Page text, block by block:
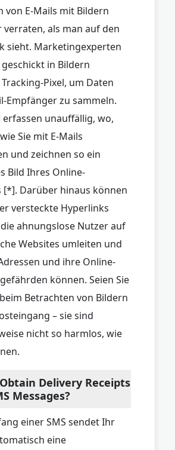
von E-Mails mit Bildern
verraten, als man auf den
sieht. Marketingexperten
in Bildern
Pixel, um Daten
Empfänger zu sammeln.
erfassen unauffällig, wo,
Sie mit E-Mails
und zeichnen so ein
Bild Ihres Online-
[*]. Darüber hinaus können
versteckte Hyperlinks
ahnungslose Nutzer auf
Websites umleiten und
und ihre Online-
können. Seien Sie
Betrachten von Bildern
– sie sind
nicht so harmlos, wie
Delivery Receipts
Messages?
einer SMS sendet Ihr
eine